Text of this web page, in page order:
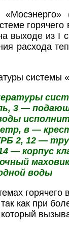
выходе из I
расхода
3 —
в —
2, 12 —
— корпус
воды
как при